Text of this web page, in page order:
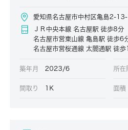
愛知県名古屋市中村区亀島2-13-
ＪＲ中央本線 名古屋駅 徒歩8分
名古屋市営東山線 亀島駅 徒歩6
名古屋市営桜通線 太閤通駅 徒
築年月 2023/6 所在
間取り 1K 面積